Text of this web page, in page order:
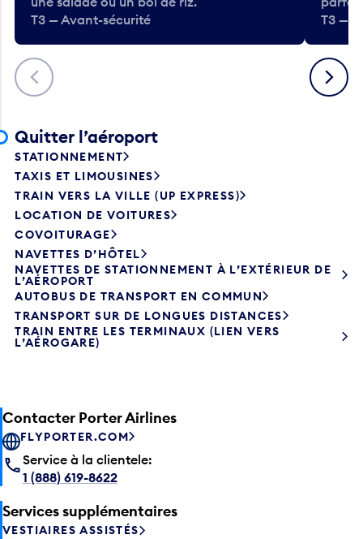
Précédent
T3 — Avant-sécurité
T3 —
Suivant
Quitter l’aéroport
STATIONNEMENT
TAXIS ET LIMOUSINES
TRAIN VERS LA VILLE (UP EXPRESS)
LOCATION DE VOITURES
COVOITURAGE
NAVETTES D’HÔTEL
NAVETTES DE STATIONNEMENT À L’EXTÉRIEUR DE
L’AÉROPORT
AUTOBUS DE TRANSPORT EN COMMUN
TRANSPORT SUR DE LONGUES DISTANCES
TRAIN ENTRE LES TERMINAUX (LIEN VERS
L’AÉROGARE)
Contacter Porter Airlines
FLYPORTER.COM
Service à la clientele:
1 (888) 619-8622
Services supplémentaires
VESTIAIRES ASSISTÉS